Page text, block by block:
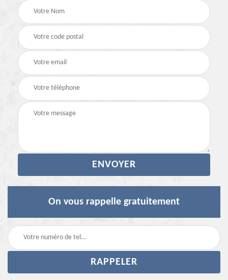
On vous rappelle gratuitement